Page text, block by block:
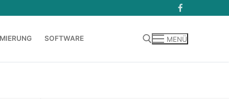
SOFTWARE MENÜ